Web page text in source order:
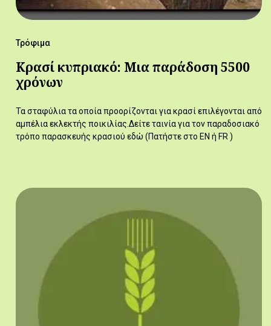
Τρόφιμα
Κρασί κυπριακό: Μια παράδοση 5500
χρόνων
Τα σταφύλια τα οποία προορίζονται για κρασί επιλέγονται από
αμπέλια εκλεκτής ποικιλίας.Δείτε ταινία για τον παραδοσιακό
τρόπο παρασκευής κρασιού εδώ (Πατήστε στο EN ή FR )